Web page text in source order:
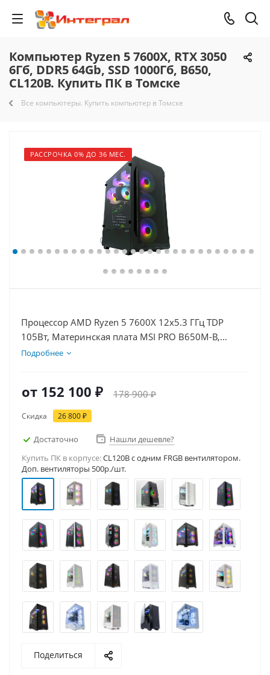
Компьютер Ryzen 5 7600X, RTX 3050
6Гб, DDR5 64Gb, SSD 1000Гб, B650,
CL120B. Купить ПК в Томске
Все компьютеры. Купить компьютер в Томске
РАССРОЧКА 0% ДО 36 МЕС.
Процессор AMD Ryzen 5 7600X 12x5.3 ГГц TDP
105Вт, Материнская плата MSI PRO B650M-B,
Видеокарта RTX 3050 6Гб, Память DDR5 64Gb,
Подробнее
от 152 100 ₽ 178 900 ₽
Скидка 26 800 ₽
Достаточно
Нашли дешевле?
Купить ПК в корпусе:CL120B c одним FRGB вентилятором.
Доп. вентиляторы 500р./шт.
Поделиться